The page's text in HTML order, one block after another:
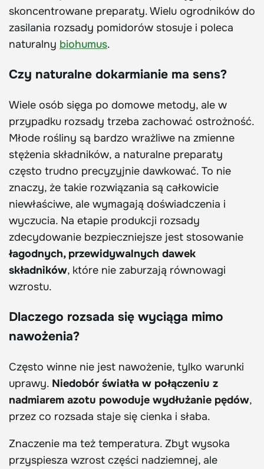
skoncentrowane preparaty. Wielu ogrodników do
zasilania rozsady pomidorów stosuje i poleca
naturalny biohumus.
Czy naturalne dokarmianie ma sens?
Wiele osób sięga po domowe metody, ale w
przypadku rozsady trzeba zachować ostrożność.
Młode rośliny są bardzo wrażliwe na zmienne
stężenia składników, a naturalne preparaty
często trudno precyzyjnie dawkować. To nie
znaczy, że takie rozwiązania są całkowicie
niewłaściwe, ale wymagają doświadczenia i
wyczucia. Na etapie produkcji rozsady
zdecydowanie bezpieczniejsze jest stosowanie
łagodnych, przewidywalnych dawek
składników, które nie zaburzają równowagi
wzrostu.
Dlaczego rozsada się wyciąga mimo
nawożenia?
Często winne nie jest nawożenie, tylko warunki
uprawy. Niedobór światła w połączeniu z
nadmiarem azotu powoduje wydłużanie pędów,
przez co rozsada staje się cienka i słaba.
Znaczenie ma też temperatura. Zbyt wysoka
przyspiesza wzrost części nadziemnej, ale